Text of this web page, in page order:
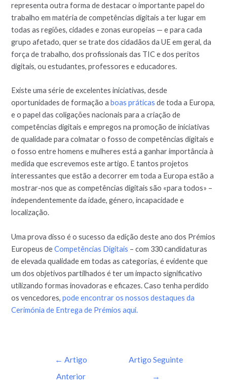
representa outra forma de destacar o importante papel do
trabalho em matéria de competências digitais a ter lugar em
todas as regiões, cidades e zonas europeias — e para cada
grupo afetado, quer se trate dos cidadãos da UE em geral, da
força de trabalho, dos profissionais das TIC e dos peritos
digitais, ou estudantes, professores e educadores.
Existe uma série de excelentes iniciativas, desde
oportunidades de formação aboas práticas de toda a Europa,
e o papel das coligações nacionais para a criação de
competências digitais e empregos na promoção de iniciativas
de qualidade para colmatar o fosso de competências digitais e
o fosso entre homens e mulheres está a ganhar importância à
medida que escrevemos este artigo. E tantos projetos
interessantes que estão a decorrer em toda a Europa estão a
mostrar-nos que as competências digitais são «para todos» –
independentemente da idade, género, incapacidade e
localização.
Uma prova disso é o sucesso da edição deste ano dos Prémios
Europeus deCompetências Digitais – com 330 candidaturas
de elevada qualidade em todas as categorias, é evidente que
um dos objetivos partilhados é ter um impacto significativo
utilizando formas inovadoras e eficazes. Caso tenha perdido
os vencedores,pode encontrar os nossos destaques da
Cerimónia de Entrega de Prémios aqui.
← Artigo
Anterior
Artigo Seguinte
→